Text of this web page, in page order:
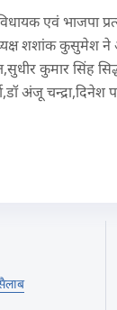
एवं भाजपा
शशांक कुसुमेश ने
कुमार
अंजू